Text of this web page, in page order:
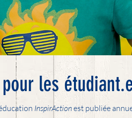
les
InspirActionest publiée